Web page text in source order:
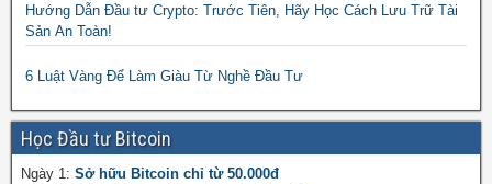
Hướng Dẫn Đầu tư Crypto: Trước Tiên, Hãy Học Cách Lưu Trữ Tài
Sản An Toàn!
6 Luật Vàng Để Làm Giàu Từ Nghề Đầu Tư
Học Đầu tư Bitcoin
Ngày 1: Sở hữu Bitcoin chỉ từ 50.000đ